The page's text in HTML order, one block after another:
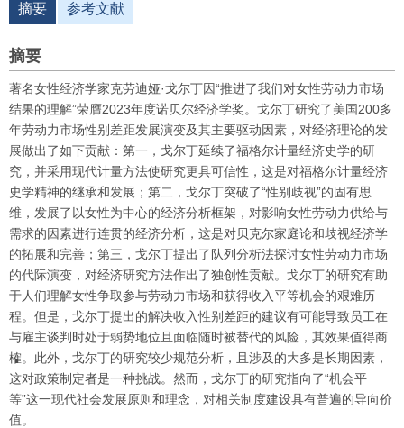
摘要 参考文献
摘要
著名女性经济学家克劳迪娅·戈尔丁因“推进了我们对女性劳动力市场
结果的理解”荣膺2023年度诺贝尔经济学奖。戈尔丁研究了美国200多
年劳动力市场性别差距发展演变及其主要驱动因素，对经济理论的发
展做出了如下贡献：第一，戈尔丁延续了福格尔计量经济史学的研
究，并采用现代计量方法使研究更具可信性，这是对福格尔计量经济
史学精神的继承和发展；第二，戈尔丁突破了“性别歧视”的固有思
维，发展了以女性为中心的经济分析框架，对影响女性劳动力供给与
需求的因素进行连贯的经济分析，这是对贝克尔家庭论和歧视经济学
的拓展和完善；第三，戈尔丁提出了队列分析法探讨女性劳动力市场
的代际演变，对经济研究方法作出了独创性贡献。戈尔丁的研究有助
于人们理解女性争取参与劳动力市场和获得收入平等机会的艰难历
程。但是，戈尔丁提出的解决收入性别差距的建议有可能导致员工在
与雇主谈判时处于弱势地位且面临随时被替代的风险，其效果值得商
榷。此外，戈尔丁的研究较少规范分析，且涉及的大多是长期因素，
这对政策制定者是一种挑战。然而，戈尔丁的研究指向了“机会平
等”这一现代社会发展原则和理念，对相关制度建设具有普遍的导向价
值。